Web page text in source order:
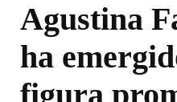
Agustina
ha
figura